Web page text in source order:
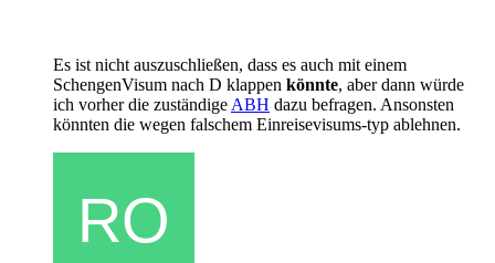
Es ist nicht auszuschließen, dass es auch mit einem
SchengenVisum nach D klappen könnte, aber dann würde
ich vorher die zuständige ABH dazu befragen. Ansonsten
könnten die wegen falschem Einreisevisums-typ ablehnen.